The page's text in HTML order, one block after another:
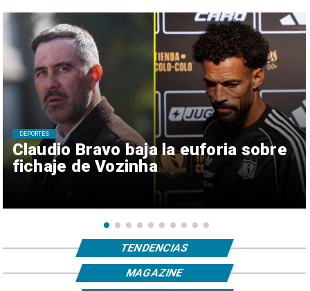
Claudio Bravo baja la euforia sobre
fichaje de Vozinha
DEPORTES
TENDENCIAS
MAGAZINE